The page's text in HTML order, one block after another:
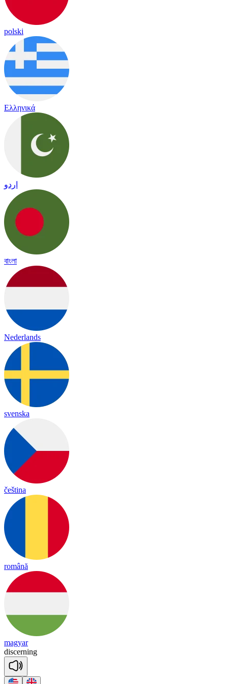
polski
Ελληνικά
اردو
বাংলা
Nederlands
svenska
čeština
română
magyar
discerning